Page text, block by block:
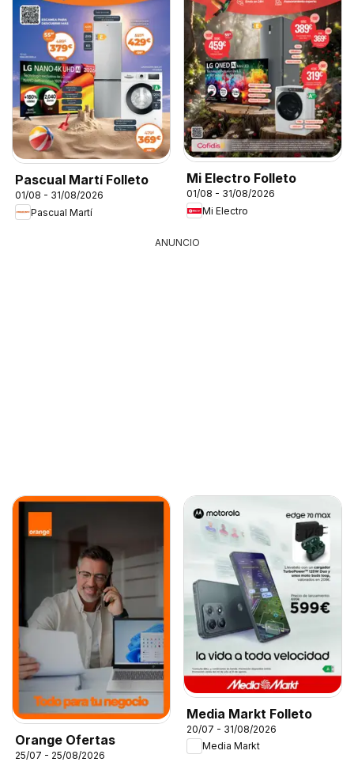
Pascual Martí Folleto
01/08 - 31/08/2026
Pascual Martí
Mi Electro Folleto
01/08 - 31/08/2026
Mi Electro
ANUNCIO
Orange Ofertas
25/07 - 25/08/2026
Media Markt Folleto
20/07 - 31/08/2026
Media Markt